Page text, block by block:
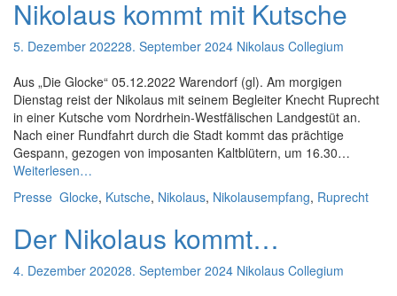
Nikolaus kommt mit Kutsche
5. Dezember 202228. September 2024 Nikolaus Collegium
Aus „Die Glocke“ 05.12.2022 Warendorf (gl). Am morgigen
Dienstag reist der Nikolaus mit seinem Begleiter Knecht Ruprecht
in einer Kutsche vom Nordrhein-Westfälischen Landgestüt an.
Nach einer Rundfahrt durch die Stadt kommt das prächtige
Gespann, gezogen von imposanten Kaltblütern, um 16.30…
Weiterlesen…
mit
Presse Glocke, Kutsche, Nikolaus, Nikolausempfang, Ruprecht
Der Nikolaus kommt…
4. Dezember 202028. September 2024 Nikolaus Collegium